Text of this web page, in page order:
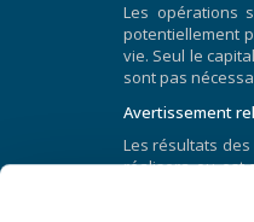
Les opérations
potentiellement
vie. Seul le
sont pas
Avertissement
Les résultats
réalisera ou est
hypothétiques
généralement